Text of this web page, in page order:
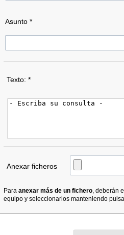
Asunto *
Texto: *
Anexar ficheros
Paraanexar más de un fichero , deberán
equipo y seleccionarlos manteniendo